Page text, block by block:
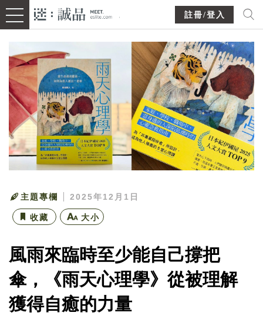
註冊/登入
主題專欄 2025年12月1日
收藏 大小
風雨來臨時至少能自己撐把
傘，《雨天心理學》從被理解
獲得自癒的力量